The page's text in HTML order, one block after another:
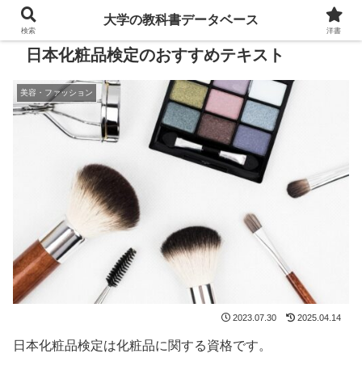
日本化粧品検定のおすすめテキスト
美容・ファッション
2023.07.30 2025.04.14
日本化粧品検定は化粧品に関する資格です。
検索
大学の教科書データベース
洋書